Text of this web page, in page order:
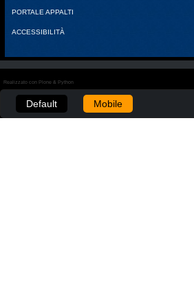
PORTALE APPALTI
ACCESSIBILITÀ
Realizzato con Plone & Python
Default Mobile